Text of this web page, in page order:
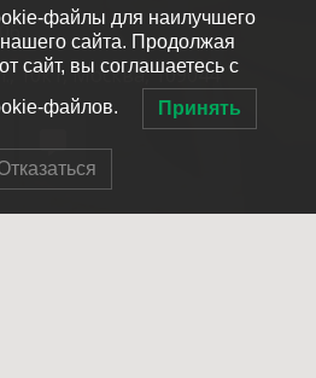
10к1, Москва, 109044
файлы для наилучшего
сайта. Продолжая
сайт, вы соглашаетесь с
файлов. Принять